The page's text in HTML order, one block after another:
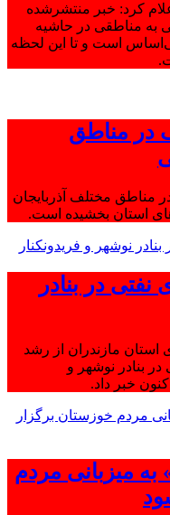
کرد: خبر منتشرشده
به مناطقی در حاشیه
است و تا این لحظه
در مناطق
مناطق مختلف آذربایجان
استان بخشیده است.
در بنادر
استان مازندران از رشد
در بنادر نوشهر و
خبر داد.
میزبانی مردم